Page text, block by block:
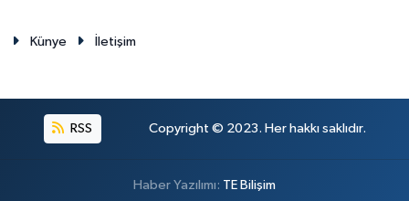
Künye İletişim
RSS Copyright © 2023. Her hakkı saklıdır.
Haber Yazılımı: TE Bilişim